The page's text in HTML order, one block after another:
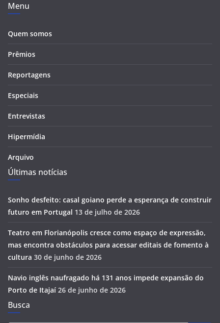
Menu
Quem somos
Prêmios
Reportagens
Especiais
Entrevistas
Hipermídia
Arquivo
Últimas notícias
Sonho desfeito: casal goiano perde a esperança de construir
futuro em Portugal 13 de julho de 2026
Teatro em Florianópolis cresce como espaço de expressão,
mas encontra obstáculos para acessar editais de fomento à
cultura 30 de junho de 2026
Navio inglês naufragado há 131 anos impede expansão do
Porto de Itajaí 26 de junho de 2026
Busca